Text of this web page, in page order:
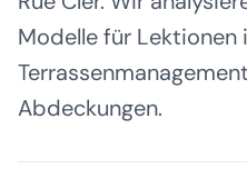
Modelle für Lektionen
Abdeckungen.